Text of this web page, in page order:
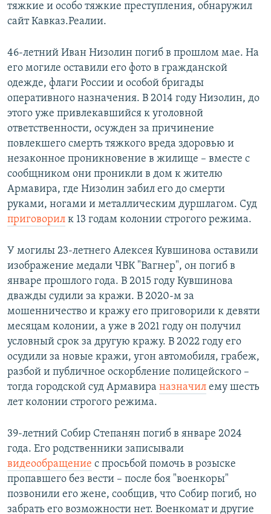
тяжкие и особо тяжкие преступления, обнаружил
сайт Кавказ.Реалии.
46-летний Иван Низолин погиб в прошлом мае. На
его могиле оставили его фото в гражданской
одежде, флаги России и особой бригады
оперативного назначения. В 2014 году Низолин, до
этого уже привлекавшийся к уголовной
ответственности, осужден за причинение
повлекшего смерть тяжкого вреда здоровью и
незаконное проникновение в жилище – вместе с
сообщником они проникли в дом к жителю
Армавира, где Низолин забил его до смерти
руками, ногами и металлическим дуршлагом. Суд
приговорил к 13 годам колонии строгого режима.
У могилы 23-летнего Алексея Кувшинова оставили
изображение медали ЧВК "Вагнер", он погиб в
январе прошлого года. В 2015 году Кувшинова
дважды судили за кражи. В 2020-м за
мошенничество и кражу его приговорили к девяти
месяцам колонии, а уже в 2021 году он получил
условный срок за другую кражу. В 2022 году его
осудили за новые кражи, угон автомобиля, грабеж,
разбой и публичное оскорбление полицейского –
тогда городской суд Армавира назначил ему шесть
лет колонии строгого режима.
39-летний Собир Степанян погиб в январе 2024
года. Его родственники записывали
видеообращение с просьбой помочь в розыске
пропавшего без вести – после боя "военкоры"
позвонили его жене, сообщив, что Собир погиб, но
забрать его возможности нет. Военкомат и другие